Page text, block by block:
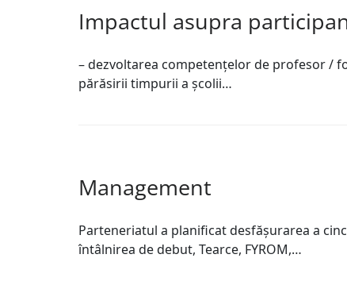
Impactul asupra
– dezvoltarea competențelor de profesor /
părăsirii timpurii a şcolii…
Management
Parteneriatul a planificat desfășurarea a
întâlnirea de debut, Tearce, FYROM,…